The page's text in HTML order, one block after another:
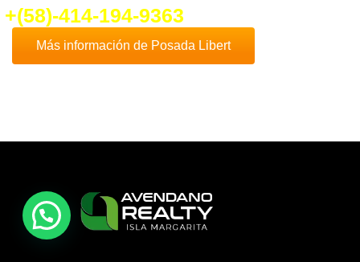
+(58)-414-194-9363
Más información de Posada Libert